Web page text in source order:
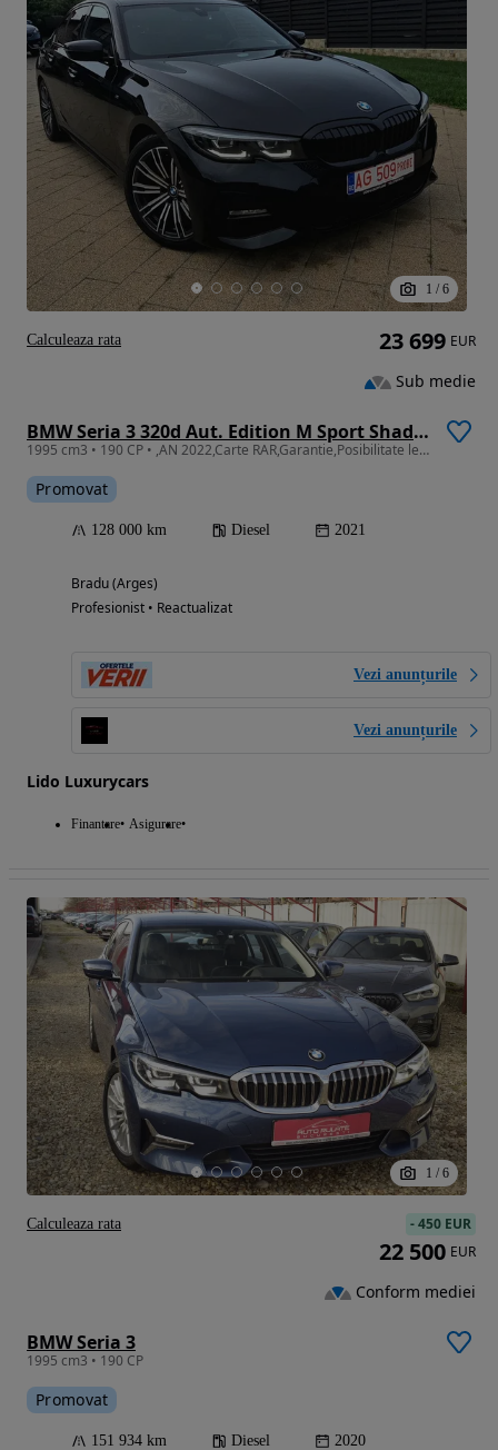
1 / 6
BMW Seria 3 320d Aut. Edition M Sport Shadow
1995 cm3 • 190 CP • ,AN 2022,Carte RAR,Garantie,Posibilitate leasing
Promovat
128 000 km Diesel 2021
Bradu (Arges)
Profesionist • Reactualizat
Vezi anunțurile
Vezi anunțurile
Lido Luxurycars
Finantare Asigurare
23 699 EUR
Sub medie
Calculeaza rata
1 / 6
BMW Seria 3
1995 cm3 • 190 CP
Promovat
151 934 km Diesel 2020
-450 EUR
22 500 EUR
Conform mediei
Calculeaza rata